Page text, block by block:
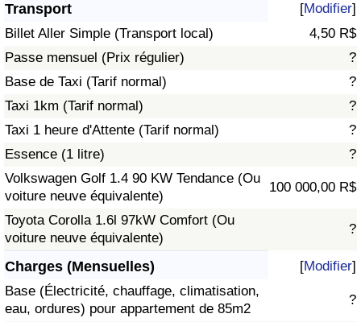
Transport [Modifier]
Billet Aller Simple (Transport local)
4,50 R$
Passe mensuel (Prix régulier)
?
Base de Taxi (Tarif normal)
?
Taxi 1km (Tarif normal)
?
Taxi 1 heure d'Attente (Tarif normal)
?
Essence (1 litre)
?
Volkswagen Golf 1.4 90 KW Tendance (Ou
voiture neuve équivalente)
100 000,00 R$
Toyota Corolla 1.6l 97kW Comfort (Ou
voiture neuve équivalente)
?
Charges (Mensuelles) [Modifier]
Base (Électricité, chauffage, climatisation,
eau, ordures) pour appartement de 85m2
?